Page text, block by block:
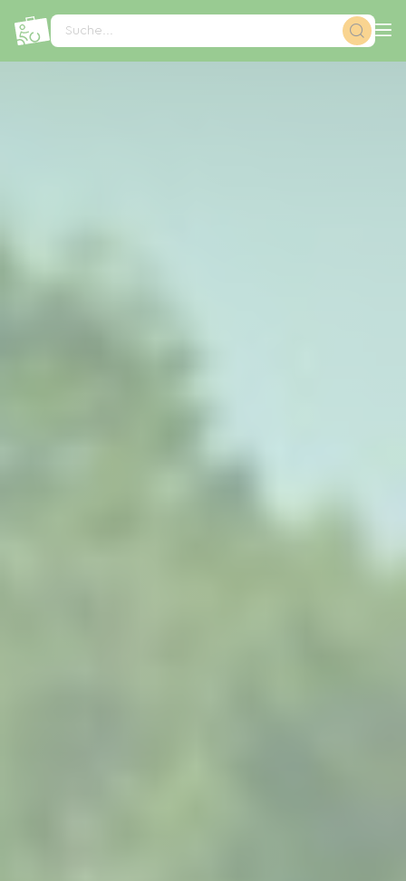
Suche...
Cookie-Einstellungen